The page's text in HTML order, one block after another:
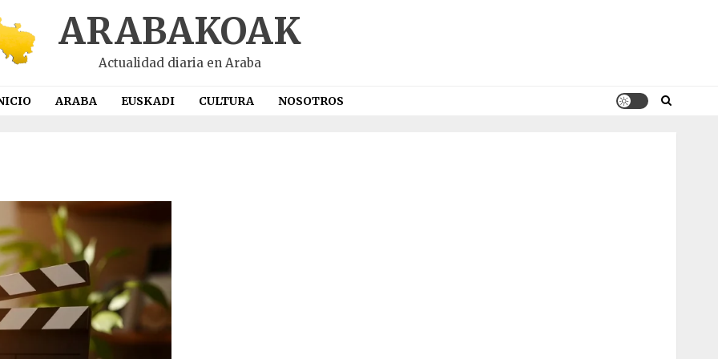
ARABAKOAK
Actualidad diaria en Araba
ARABA EUSKADI CULTURA NOSOTROS